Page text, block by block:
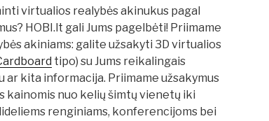
virtualios realybės akinukus pagal
HOBI.lt gali Jums pagelbėti! Priimame
akiniams: galite užsakyti 3D virtualios
tipo) su Jums reikalingais
ar kita informacija. Priimame užsakymus
kainomis nuo kelių šimtų vienetų iki
renginiams, konferencijoms bei